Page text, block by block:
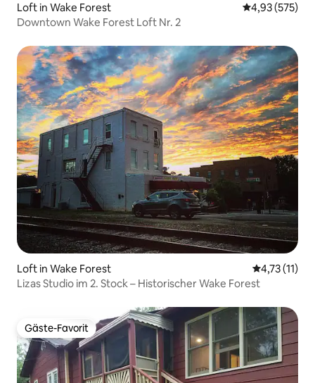
Loft in Wake Forest
4,93 (575)
Downtown Wake Forest Loft Nr. 2
Loft in Wake Forest
4,73 (11)
Lizas Studio im 2. Stock – Historischer Wake Forest
Gäste-Favorit
Gäste-Favorit